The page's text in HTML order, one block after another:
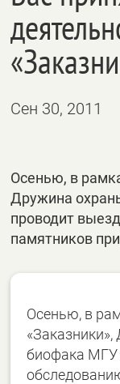
Сен 30, 2011
Осенью, в
Дружина
проводит
памятников
Осенью, в
биофака МГУ